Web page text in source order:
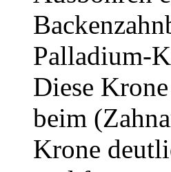
Palladium-
Diese
beim
Krone